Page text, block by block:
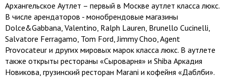
Архангельское Аутлет – первый в Москве аутлет класса люкс.
В числе арендаторов - монобрендовые магазины
Dolce&Gabbana, Valentino, Ralph Lauren, Brunello Cucinelli,
Salvatore Ferragamo, Tom Ford, Jimmy Choo, Agent
Provocateur и других мировых марок класса люкс. В аутлете
также открыты рестораны «Сыроварня» и Shiba Аркадия
Новикова, грузинский ресторан Marani и кофейня «Даблби».